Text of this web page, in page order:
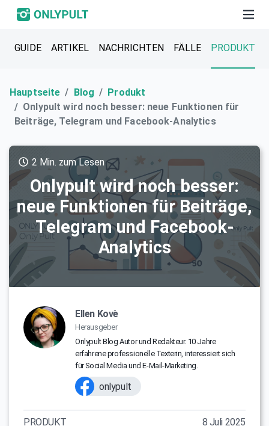
GUIDE ARTIKEL NACHRICHTEN FÄLLE PRODUKT
Hauptseite Blog
Produkt
Onlypult wird noch besser: neue Funktionen für
Beiträge, Telegram und Facebook-Analytics
Onlypult wird noch besser:
neue Funktionen für Beiträge,
Telegram und Facebook-
Analytics
2 Min. zum Lesen
Ellen Kovè
Herausgeber
Onlypult Blog Autor und Redakteur. 10 Jahre
erfahrene professionelle Texterin, interessiert sich
für Social Media und E-Mail-Marketing.
onlypult
PRODUKT 8 Juli 2025